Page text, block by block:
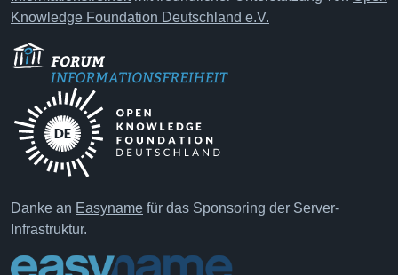
Knowledge Foundation Deutschland e.V.
Danke an Easyname für das Sponsoring der Server-
Infrastruktur.